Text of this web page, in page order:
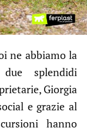
ne abbiamo la
splendidi
Giorgia
e grazie al
hanno